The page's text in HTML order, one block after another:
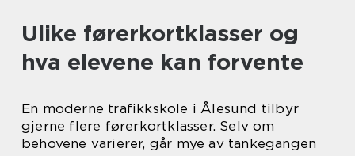
Ulike førerkortklasser og
hva elevene kan forvente
En moderne trafikkskole i Ålesund tilbyr
gjerne flere førerkortklasser. Selv om
behovene varierer, går mye av tankegangen